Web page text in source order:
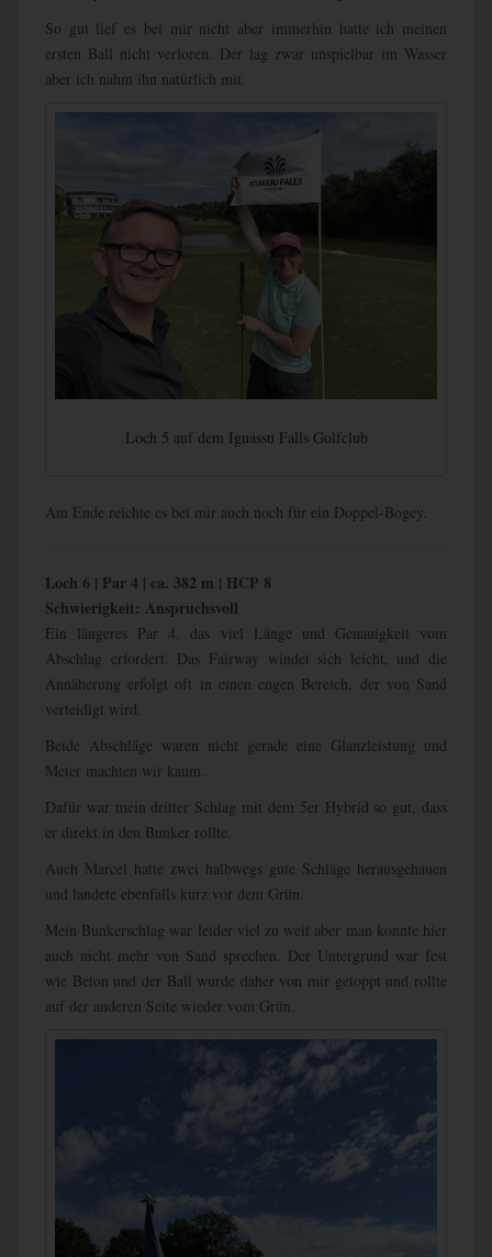
So gut lief es bei mir nicht aber immerhin hatte ich meinen
ersten Ball nicht verloren. Der lag zwar unspielbar im Wasser
aber ich nahm ihn natürlich mit.
Loch 5 auf dem Iguassu Falls Golfclub
Am Ende reichte es bei mir auch noch für ein Doppel-Bogey.
Loch 6 | Par 4 | ca. 382 m | HCP 8
Schwierigkeit: Anspruchsvoll
Ein längeres Par 4, das viel Länge und Genauigkeit vom
Abschlag erfordert. Das Fairway windet sich leicht, und die
Annäherung erfolgt oft in einen engen Bereich, der von Sand
verteidigt wird.
Beide Abschläge waren nicht gerade eine Glanzleistung und
Meter machten wir kaum.
Dafür war mein dritter Schlag mit dem 5er Hybrid so gut, dass
er direkt in den Bunker rollte.
Auch Marcel hatte zwei halbwegs gute Schläge herausgehauen
und landete ebenfalls kurz vor dem Grün.
Mein Bunkerschlag war leider viel zu weit aber man konnte hier
auch nicht mehr von Sand sprechen. Der Untergrund war fest
wie Beton und der Ball wurde daher von mir getoppt und rollte
auf der anderen Seite wieder vom Grün.